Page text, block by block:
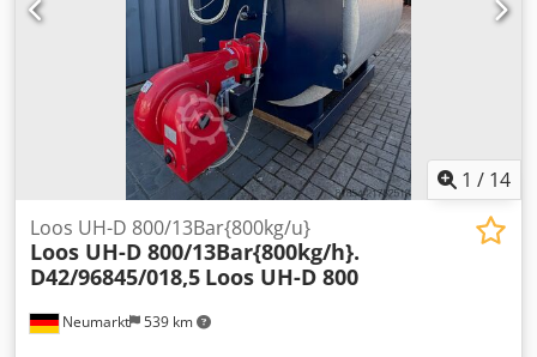
1 / 14
Neumarkt 539 km
Loos UH-D 800/13Bar{800kg/u}
Loos UH-D 800/13Bar{800kg/h}.
D42/96845/018,5 Loos UH-D 800